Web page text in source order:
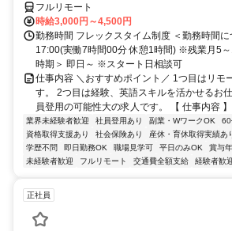
フルリモート
時給3,000円～4,500円
勤務時間 フレックスタイム制度 ＜勤務時間に
17:00(実働7時間00分 休憩1時間) ※残業月5
時期＞ 即日～ ※スタート日相談可
仕事内容 ＼おすすめポイント／ 1つ目はリモ
す。 2つ目は経験、英語スキルを活かせるお
員登用の可能性大の求人です。 【 仕事内容
業界未経験者歓迎 社員登用あり 副業・WワークOK
60
資格取得支援あり
社会保険あり 産休・育休取得実績あ
学歴不問
即日勤務OK 職場見学可 平日のみOK 賞与
未経験者歓迎
フルリモート 交通費全額支給 経験者歓
正社員